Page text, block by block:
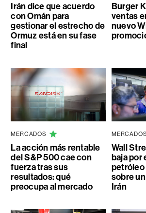
Irán dice que acuerdo
con Omán para
gestionar el estrecho de
Ormuz está en su fase
final
Burger
ventas
nuevo
MERCADOS
La acción más rentable
del S&P 500 cae con
fuerza tras sus
resultados: qué
preocupa al mercado
MERCADOS
Wall
baja por
petróleo
sobre
Irán